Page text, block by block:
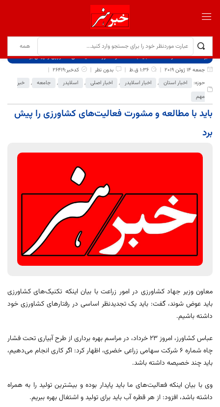
برگ نخست نوشته‌ها
باید با مطالعه و مشورت فعالیت‌های کشاورزی را پیش برد
جمعه 14 ژوئن 2019
1:36 ق.ظ بدون نظر
کدخبر:26419
حوزه:
اخبار استان , اخبار اسلایدر , اخبار اصلی , اسلایدر , جامعه ,
خبر
مهم
باید با مطالعه و مشورت فعالیت‌های کشاورزی را پیش
برد
معاون وزیر جهاد کشاورزی در امور زراعت با بیان اینکه تکنیک‌های کشاورزی
باید عوض شوند، گفت: باید یک تجدیدنظر اساسی در رفتارهای کشاورزی خود
داشته باشیم.
عباس کشاورز، امروز ۲۳ خرداد، در مراسم بهره برداری از طرح آبیاری تحت فشار
چاه شماره ۶ شرکت سهامی زراعی خضری، اظهار کرد: اگر کاری انجام می‌دهیم،
باید چند خصیصه داشته باشد.
وی با بیان اینکه فعالیت‌های ما باید پایدار بوده و بیشترین تولید را به همراه
داشته باشد، افزود: از هر قطره آب باید برای تولید و اشتغال بهره ببریم.